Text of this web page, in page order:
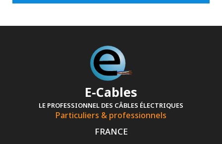
E-Cables
LE PROFESSIONNEL DES CÂBLES ÉLECTRIQUES
Particuliers & professionnels
FRANCE